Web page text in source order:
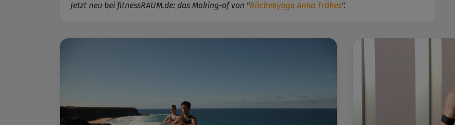
Jetzt neu bei fitnessRAUM.de: das Making-of von "Rückenyoga Anna Trökes".